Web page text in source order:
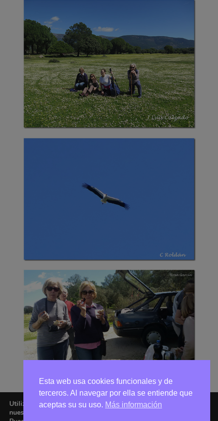
Utilizamos cookies para ofrecerte la mejor experiencia en
nuestra web.
Esta web usa cookies funcionales y de
terceros. Al navegar por ella se entiende que
aceptas su su uso. Más información